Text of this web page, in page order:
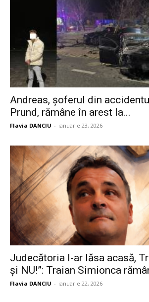
Andreas, șoferul din
Prund, rămâne în arest la...
Flavia DANCIU - ianuarie 23, 2026
Judecătoria l-ar lăsa acasă,
și NU!”: Traian Simionca
Flavia DANCIU - ianuarie 22, 2026